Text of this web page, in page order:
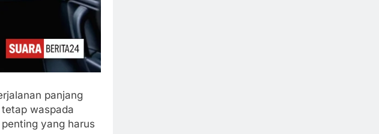
panjang
waspada
yang harus